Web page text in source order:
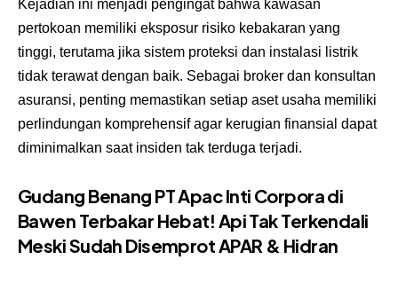
Kejadian ini menjadi pengingat bahwa kawasan
pertokoan memiliki eksposur risiko kebakaran yang
tinggi, terutama jika sistem proteksi dan instalasi listrik
tidak terawat dengan baik. Sebagai broker dan konsultan
asuransi, penting memastikan setiap aset usaha memiliki
perlindungan komprehensif agar kerugian finansial dapat
diminimalkan saat insiden tak terduga terjadi.
Gudang Benang PT Apac Inti Corpora di
Bawen Terbakar Hebat! Api Tak Terkendali
Meski Sudah Disemprot APAR & Hidran